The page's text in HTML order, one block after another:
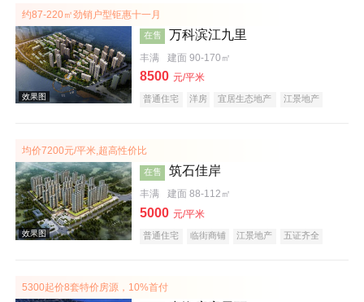
约87-220㎡劲销户型钜惠十一月
效果图
在售 万科滨江九里
丰满 建面 90-170㎡
8500 元/平米
普通住宅 洋房 宜居生态地产
江景地产
均价7200元/平米,超高性价比
在售 筑石佳岸
丰满 建面 88-112㎡
5000 元/平米
普通住宅 临街商铺 江景地产 五证齐全
5300起价8套特价房源，10%首付